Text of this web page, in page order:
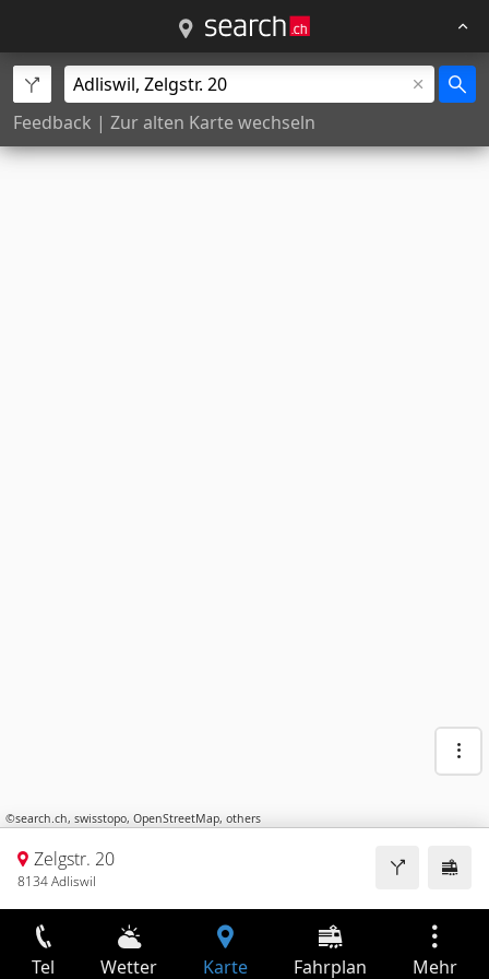
Feedback | Zur alten Karte wechseln
©search.ch, swisstopo, OpenStreetMap, others
Zelgstr. 20
8134 Adliswil
Tel Wetter Karte Fahrplan Mehr